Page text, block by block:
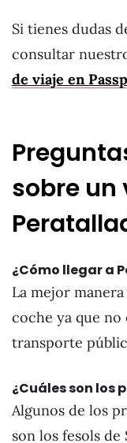
Si tienes dudas
consultar
de viaje en
sobre un
¿Cómo llegar a
La mejor
coche ya que
transporte
¿Cuáles son los
Algunos de los
son los fesols de